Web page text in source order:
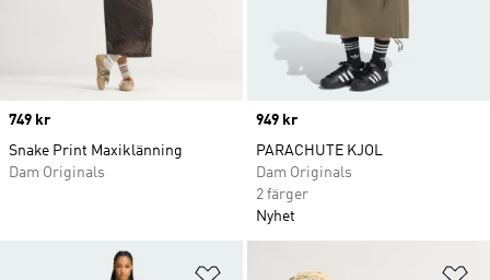
Price
749 kr
Snake Print Maxiklänning
Dam Originals
Price
949 kr
PARACHUTE KJOL
Dam Originals
2 färger
Nyhet
Lägg till på önskelistan